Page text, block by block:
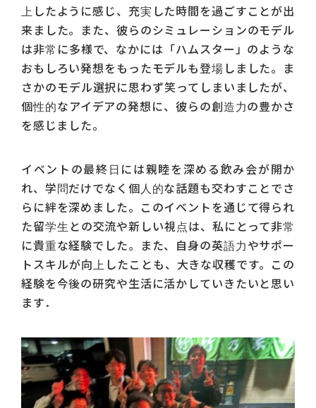
上したように感じ、充実した時間を過ごすことが出
来ました。また、彼らのシミュレーションのモデル
は非常に多様で、なかには「ハムスター」のような
おもしろい発想をもったモデルも登場しました。ま
さかのモデル選択に思わず笑ってしまいましたが、
個性的なアイデアの発想に、彼らの創造力の豊かさ
を感じました。
イベントの最終日には親睦を深める飲み会が開か
れ、学問だけでなく個人的な話題も交わすことでさ
らに絆を深めました。このイベントを通じて得られ
た留学生との交流や新しい視点は、私にとって非常
に貴重な経験でした。また、自身の英語力やサポー
トスキルが向上したことも、大きな収穫です。この
経験を今後の研究や生活に活かしていきたいと思い
ます．